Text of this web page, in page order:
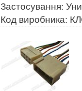
Застосування:
Код виробника: